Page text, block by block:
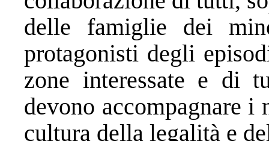
delle famiglie dei
protagonisti degli
zone interessate e di
devono accompagnare
cultura della legalità e